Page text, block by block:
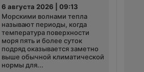
6 августа 2026 | 09:13
Морскими волнами тепла
называют периоды, когда
температура поверхности
моря пять и более суток
подряд оказывается заметно
выше обычной климатической
нормы для...